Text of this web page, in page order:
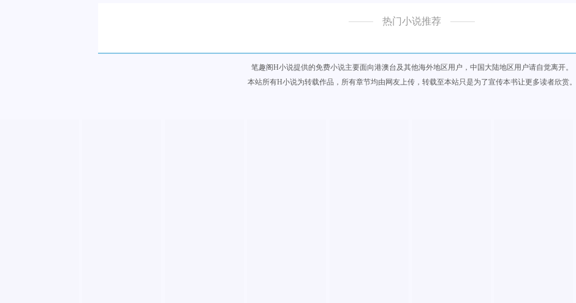
热门小说推荐
笔趣阁H小说提供的免费小说主要面向港澳台及其他海外地区用户，中国大陆地区用户请自觉离开。
本站所有H小说为转载作品，所有章节均由网友上传，转载至本站只是为了宣传本书让更多读者欣赏。